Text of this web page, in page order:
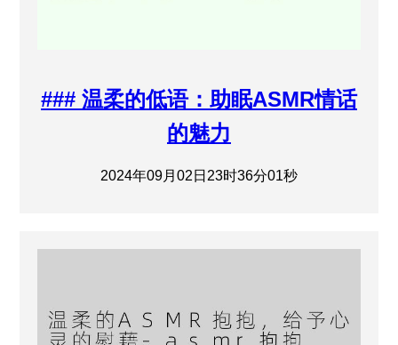
### 温柔的低语：助眠ASMR情话
的魅力
2024年09月02日23时36分01秒